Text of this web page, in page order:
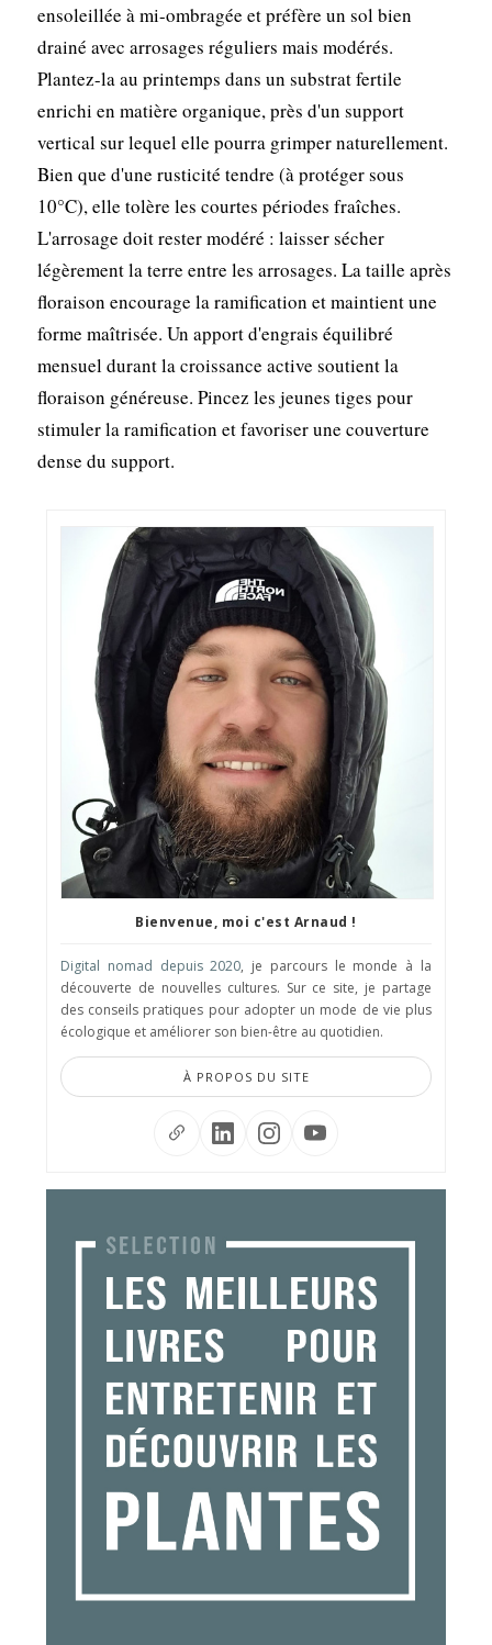
ensoleillée à mi-ombragée et préfère un sol bien
drainé avec arrosages réguliers mais modérés.
Plantez-la au printemps dans un substrat fertile
enrichi en matière organique, près d'un support
vertical sur lequel elle pourra grimper naturellement.
Bien que d'une rusticité tendre (à protéger sous
10°C), elle tolère les courtes périodes fraîches.
L'arrosage doit rester modéré : laisser sécher
légèrement la terre entre les arrosages. La taille après
floraison encourage la ramification et maintient une
forme maîtrisée. Un apport d'engrais équilibré
mensuel durant la croissance active soutient la
floraison généreuse. Pincez les jeunes tiges pour
stimuler la ramification et favoriser une couverture
dense du support.
Bienvenue, moi c'est Arnaud !
Digital nomad depuis 2020, je parcours le monde à la
découverte de nouvelles cultures. Sur ce site, je partage
des conseils pratiques pour adopter un mode de vie plus
écologique et améliorer son bien-être au quotidien.
À PROPOS DU SITE